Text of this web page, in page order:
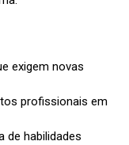
exigem novas
profissionais em
habilidades